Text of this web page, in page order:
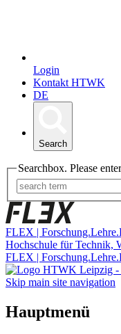
Login
Kontakt HTWK
DE
Search
Searchbox. Please
FLEX |
Hochschule für Technik,
FLEX |
Skip main site navigation
Hauptmenü